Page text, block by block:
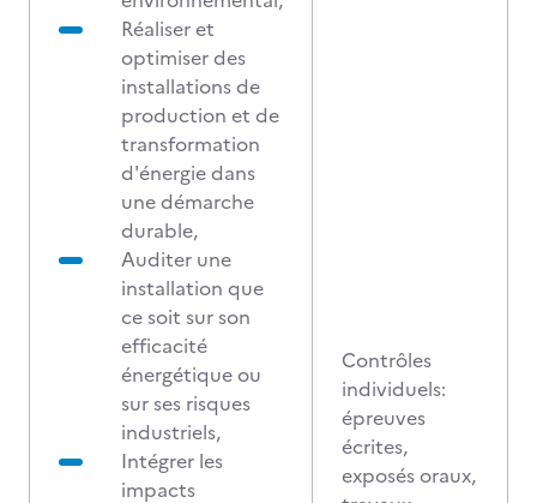
Réaliser et
optimiser des
installations de
production et de
transformation
d'énergie dans
une démarche
durable,
Auditer une
installation que
ce soit sur son
efficacité
énergétique ou
sur ses risques
industriels,
Intégrer les
impacts
Contrôles
individuels:
épreuves
écrites,
exposés oraux,